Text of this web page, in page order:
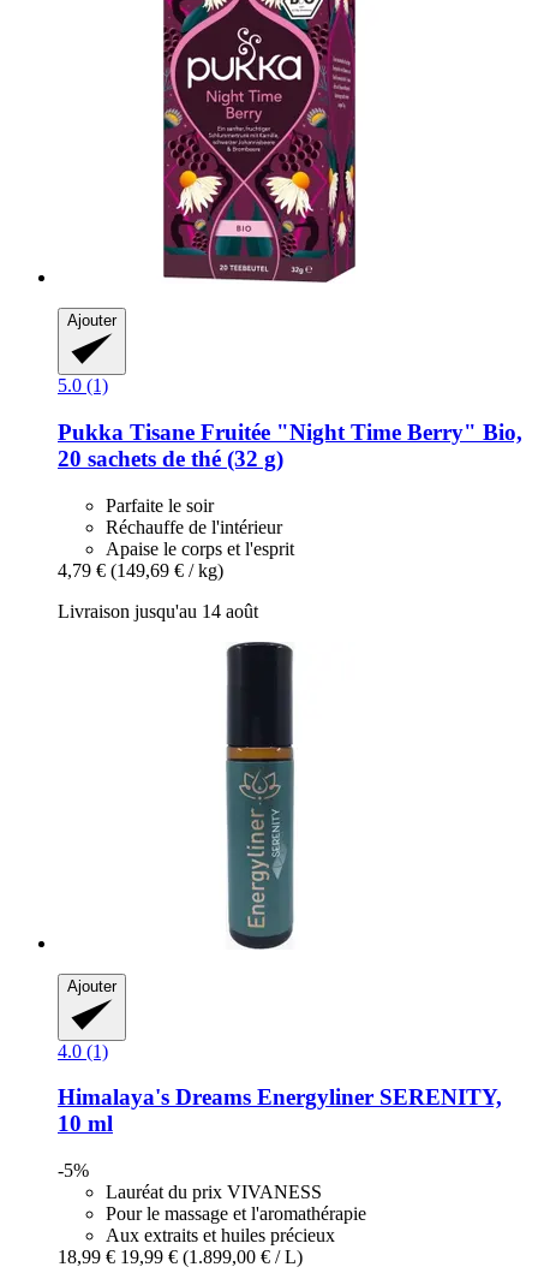
Ajouter
5.0 (1)
Pukka Tisane Fruitée "Night Time Berry" Bio,
20 sachets de thé (32 g)
Parfaite le soir
Réchauffe de l'intérieur
Apaise le corps et l'esprit
4,79 € (149,69 € / kg)
Livraison jusqu'au 14 août
Ajouter
4.0 (1)
Himalaya's Dreams Energyliner SERENITY,
10 ml
-5%
Lauréat du prix VIVANESS
Pour le massage et l'aromathérapie
Aux extraits et huiles précieux
18,99 € 19,99 € (1.899,00 € / L)